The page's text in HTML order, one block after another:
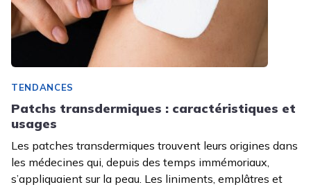
TENDANCES
Patchs transdermiques : caractéristiques et
usages
Les patches transdermiques trouvent leurs origines dans
les médecines qui, depuis des temps immémoriaux,
s’appliquaient sur la peau. Les liniments, emplâtres et